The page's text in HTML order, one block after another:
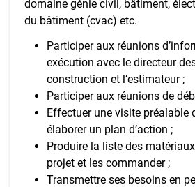
domaine génie civil, bâtiment,
du bâtiment (cvac) etc.
Participer aux réunions
exécution avec le directeur
construction et l’estimateur ;
Participer aux réunions de
Effectuer une visite préalable
élaborer un plan d’action ;
Produire la liste des
projet et les commander ;
Transmettre ses besoins en